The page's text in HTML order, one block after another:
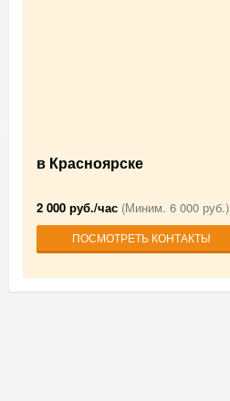
в Красноярске
2 000 руб./час (Миним. 6 000 руб.)
ПОСМОТРЕТЬ КОНТАКТЫ